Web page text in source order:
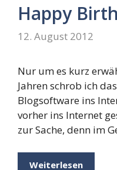
Happy
12. August 2012
Nur um es kurz
Jahren schrob ich
Blogsoftware ins
vorher ins Internet
zur Sache, denn im
Weiterlesen